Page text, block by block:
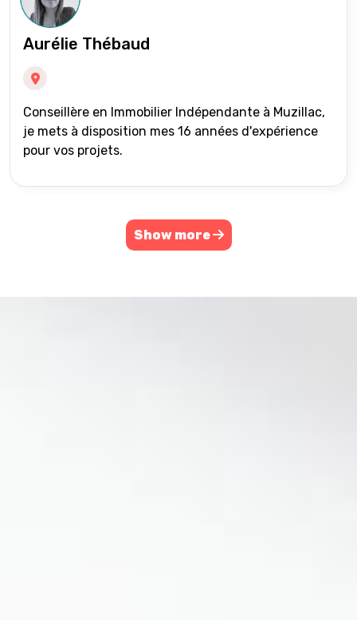
Aurélie Thébaud
Conseillère en Immobilier Indépendante à Muzillac,
je mets à disposition mes 16 années d'expérience
pour vos projets.
Show more